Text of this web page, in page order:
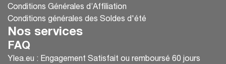
Conditions Générales d’Affiliation
Conditions générales des Soldes d'été
Nos services
FAQ
Ylea.eu : Engagement Satisfait ou remboursé 60 jours